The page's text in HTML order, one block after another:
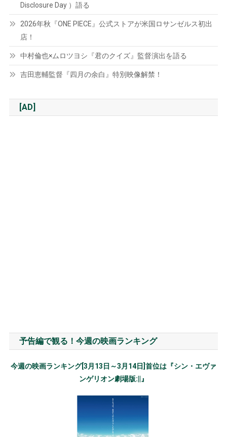
Disclosure Day ）語る
2026年秋『ONE PIECE』公式ストアが米国ロサンゼルス初出
店！
中村倫也×ムロツヨシ『君のクイズ』監督演出を語る
吉田恵輔監督『四月の余白』特別映像解禁！
[AD]
予告編で観る！今週の映画ランキング
今週の映画ランキング[3月13日～3月14日]首位は『シン・エヴァ
ンゲリオン劇場版:||』